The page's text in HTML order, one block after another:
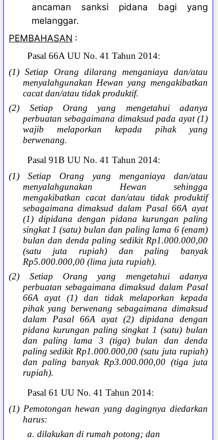
ancaman sanksi pidana bagi yang
melanggar.
PEMBAHASAN :
Pasal 66A UU No. 41 Tahun 2014:
(1) Setiap Orang dilarang menganiaya dan/atau
menyalahgunakan Hewan yang mengakibatkan
cacat dan/atau tidak produktif.
(2) Setiap Orang yang mengetahui adanya
perbuatan sebagaimana dimaksud pada ayat (1)
wajib melaporkan kepada pihak yang
berwenang.
Pasal 91B UU No. 41 Tahun 2014:
(1) Setiap Orang yang menganiaya dan/atau
menyalahgunakan Hewan sehingga
mengakibatkan cacat dan/atau tidak produktif
sebagaimana dimaksud dalam Pasal 66A ayat
(1) dipidana dengan pidana kurungan paling
singkat 1 (satu) bulan dan paling lama 6 (enam)
bulan dan denda paling sedikit Rp1.000.000,00
(satu juta rupiah) dan paling banyak
Rp5.000.000,00 (lima juta rupiah).
(2) Setiap Orang yang mengetahui adanya
perbuatan sebagaimana dimaksud dalam Pasal
66A ayat (1) dan tidak melaporkan kepada
pihak yang berwenang sebagaimana dimaksud
dalam Pasal 66A ayat (2) dipidana dengan
pidana kurungan paling singkat 1 (satu) bulan
dan paling lama 3 (tiga) bulan dan denda
paling sedikit Rp1.000.000,00 (satu juta rupiah)
dan paling banyak Rp3.000.000,00 (tiga juta
rupiah).
Pasal 61 UU No. 41 Tahun 2014:
(1) Pemotongan hewan yang dagingnya diedarkan
harus:
a. dilakukan di rumah potong; dan